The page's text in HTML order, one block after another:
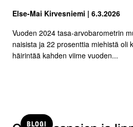
Else-Mai Kirvesniemi | 6.3.2026
Vuoden 2024 tasa-arvobarometrin
naisista ja 22 prosenttia miehistä oli
häirintää kahden viime vuoden...
BLOGI